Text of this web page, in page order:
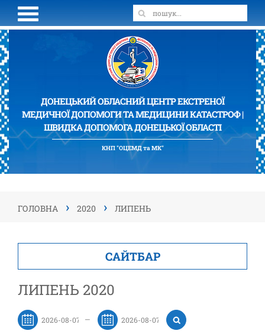
ДОНЕЦЬКИЙ ОБЛАСНИЙ ЦЕНТР ЕКСТРЕНОЇ
МЕДИЧНОЇ ДОПОМОГИ ТА МЕДИЦИНИ КАТАСТРОФ |
ШВИДКА ДОПОМОГА ДОНЕЦЬКОЇ ОБЛАСТІ
КНП "ОЦЕМД та МК"
ГОЛОВНА › 2020 › ЛИПЕНЬ
САЙТБАР
ЛИПЕНЬ 2020
—